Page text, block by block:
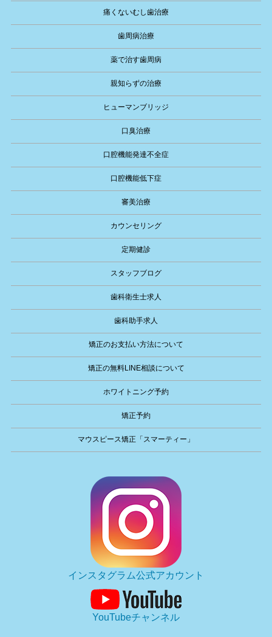
痛くないむし歯治療
歯周病治療
薬で治す歯周病
親知らずの治療
ヒューマンブリッジ
口臭治療
口腔機能発達不全症
口腔機能低下症
審美治療
カウンセリング
定期健診
スタッフブログ
歯科衛生士求人
歯科助手求人
矯正のお支払い方法について
矯正の無料LINE相談について
ホワイトニング予約
矯正予約
マウスピース矯正「スマーティー」
インスタグラム公式アカウント
YouTubeチャンネル